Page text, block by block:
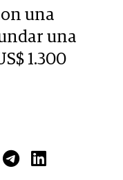
una
una
1.300